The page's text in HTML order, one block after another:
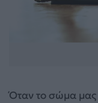
Όταν το σώμα μας